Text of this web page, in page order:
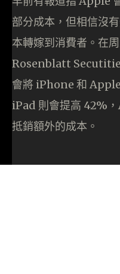
部分成本，但相信沒
本轉嫁到消費者。在
Rosenblatt
會將 iPhone 和
iPad 則會提高 42%
抵銷額外的成本。